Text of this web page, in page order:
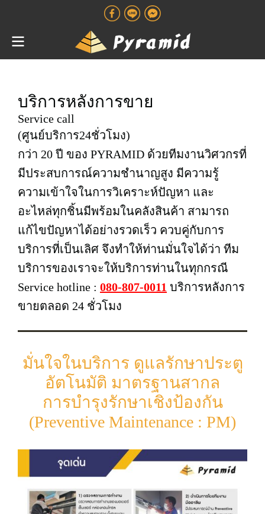
บริการหลังการขาย
Service call
(ศูนย์บริการ24ชั่วโมง)
กว่า 20 ปี ของ PYRAMID ด้วยทีมงานวิศวกรที่
มีประสบการณ์ความชำนาญสูง มีความรู้
ความเข้าใจในการวิเคราะห์ปัญหา และ
อะไหล่ทุกชิ้นมีพร้อมในคลังสินค้า สามารถ
แก้ไขปัญหาได้อย่างรวดเร็ว ควบคู่กับการ
บริการที่เป็นเลิศ จึงทำให้ท่านมั่นใจได้ว่า ทีม
บริการของเราจะให้บริการท่านในทุกกรณี
Service hotline : 080-807-0011 บริการหลังการ
ขายตลอด 24 ชั่วโมง
มั่นใจในบริการ ดูแลรักษาประตู
อัตโนมัติ มาตรฐานสากล
การบำรุงรักษาเชิงป้องกัน
(Preventive Maintenance : PM)